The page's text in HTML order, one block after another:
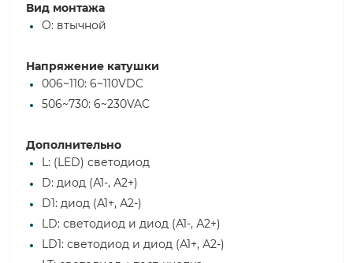
Вид монтажа
O: втычной
Напряжение катушки
006~110: 6~110VDC
506~730: 6~230VAC
Дополнительно
L: (LED) светодиод
D: диод (А1-, А2+)
D1: диод (А1+, А2-)
LD: светодиод и диод (А1-, А2+)
LD1: светодиод и диод (А1+, А2-)